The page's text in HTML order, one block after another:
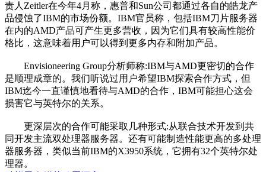
责人Zeitler在今年4月称，惠普和Sun公司都通过各自的皓龙产
品侵蚀了IBM的市场份额。IBM官员称，包括IBM刀片服务器
在内的AMD产品可产生更多营收，因为它们具有较高性能价
格比，这意味着用户可以得到更多内存和附加产品。
Envisioneering Group分析师称:IBM与AMD更密切的合作
是顺理成章的。我们听说过用户希望IBM探索合作方式，但
IBM迄今一直谨慎地看待与AMD的合作，IBM可能担心这会
损害它与英特尔的关系。
更深层次的合作可能采取几种形式:从联合技术开发到共
同开发主流双处理器服务器。还有可能制造性能更高的多处理
器服务器，类似当前IBM的X3950系统，它拥有32个英特尔处
理器。